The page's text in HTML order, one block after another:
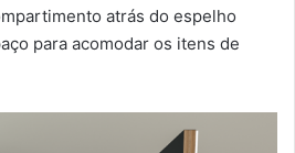
atrás do espelho
para acomodar os itens de